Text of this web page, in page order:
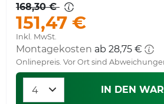
168,30 €
151,47 €
Inkl. MwSt.
Montagekosten ab 28,75 €
Onlinepreis. Vor Ort sind
IN DEN